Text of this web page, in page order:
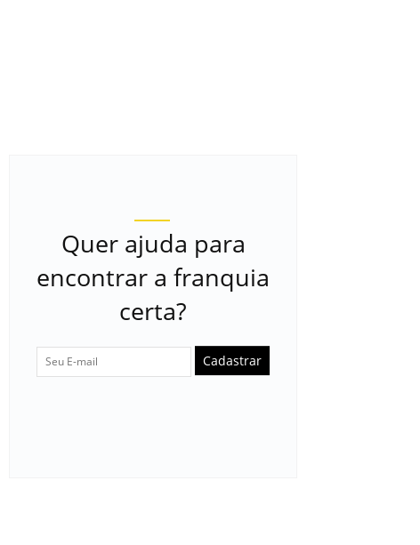
Quer ajuda para
encontrar a franquia
certa?
Cadastrar